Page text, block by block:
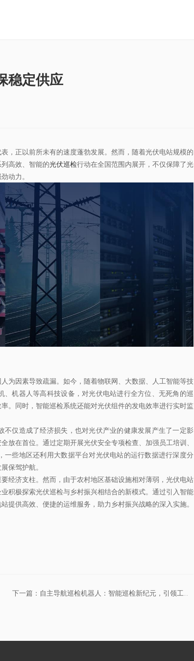
稳定供应
，正以前所未有的速度蓬勃发展。然而，随着光伏电站规模的
高效、智能的光伏巡检行动在全国范围内展开，不仅保障了光
动力。
为因素导致疏漏。如今，随着物联网、大数据、人工智能等技
机器人等高科技设备，对光伏电站进行全方位、无死角的巡
。同时，智能巡检系统还能对光伏组件的发电效率进行实时监
仅造成了经济损失，也对光伏产业的健康发展产生了一定影
放在首位。通过定期开展光伏安全专项检查、加强员工培训、
些地区还利用大数据平台对光伏电站的运行数据进行深度分
保驾护航。
经济支柱。然而，由于农村地区基础设施相对薄弱，光伏电站
积极探索光伏巡检与乡村振兴相结合的新模式。通过引入智能
提供高效、便捷的运维服务，助力乡村振兴战略的深入实施。